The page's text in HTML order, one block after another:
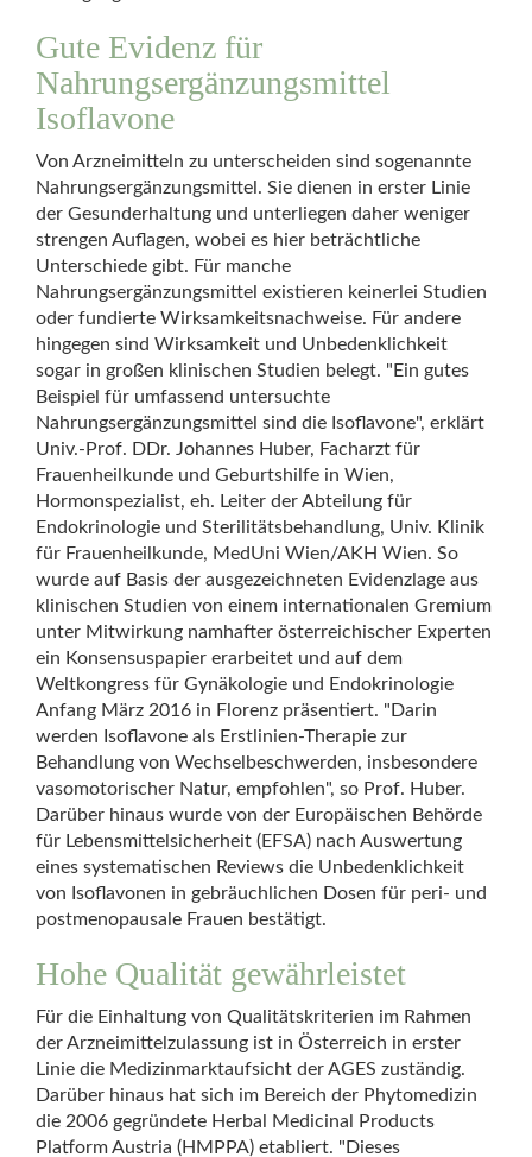
Gute Evidenz für
Nahrungsergänzungsmittel
Isoflavone
Von Arzneimitteln zu unterscheiden sind sogenannte
Nahrungsergänzungsmittel. Sie dienen in erster Linie
der Gesunderhaltung und unterliegen daher weniger
strengen Auflagen, wobei es hier beträchtliche
Unterschiede gibt. Für manche
Nahrungsergänzungsmittel existieren keinerlei Studien
oder fundierte Wirksamkeitsnachweise. Für andere
hingegen sind Wirksamkeit und Unbedenklichkeit
sogar in großen klinischen Studien belegt. "Ein gutes
Beispiel für umfassend untersuchte
Nahrungsergänzungsmittel sind die Isoflavone", erklärt
Univ.-Prof. DDr. Johannes Huber, Facharzt für
Frauenheilkunde und Geburtshilfe in Wien,
Hormonspezialist, eh. Leiter der Abteilung für
Endokrinologie und Sterilitätsbehandlung, Univ. Klinik
für Frauenheilkunde, MedUni Wien/AKH Wien. So
wurde auf Basis der ausgezeichneten Evidenzlage aus
klinischen Studien von einem internationalen Gremium
unter Mitwirkung namhafter österreichischer Experten
ein Konsensuspapier erarbeitet und auf dem
Weltkongress für Gynäkologie und Endokrinologie
Anfang März 2016 in Florenz präsentiert. "Darin
werden Isoflavone als Erstlinien-Therapie zur
Behandlung von Wechselbeschwerden, insbesondere
vasomotorischer Natur, empfohlen", so Prof. Huber.
Darüber hinaus wurde von der Europäischen Behörde
für Lebensmittelsicherheit (EFSA) nach Auswertung
eines systematischen Reviews die Unbedenklichkeit
von Isoflavonen in gebräuchlichen Dosen für peri- und
postmenopausale Frauen bestätigt.
Hohe Qualität gewährleistet
Für die Einhaltung von Qualitätskriterien im Rahmen
der Arzneimittelzulassung ist in Österreich in erster
Linie die Medizinmarktaufsicht der AGES zuständig.
Darüber hinaus hat sich im Bereich der Phytomedizin
die 2006 gegründete Herbal Medicinal Products
Platform Austria (HMPPA) etabliert. "Dieses